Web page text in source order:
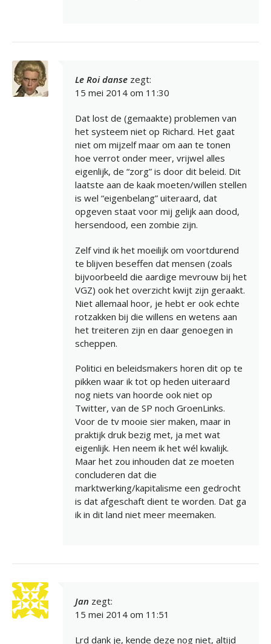
Le Roi danse zegt:
15 mei 2014 om 11:30
Dat lost de (gemaakte) problemen van
het systeem niet op Richard. Het gaat
niet om mijzelf maar om aan te tonen
hoe verrot onder meer, vrijwel alles
eigenlijk, de “zorg” is door dit beleid. Dit
laatste aan de kaak moeten/willen stellen
is wel “eigenbelang” uiteraard, dat
opgeven staat voor mij gelijk aan dood,
hersendood, een zombie zijn.
Zelf vind ik het moeilijk om voortdurend
te blijven beseffen dat mensen (zoals
bijvoorbeeld die aardige mevrouw bij het
VGZ) ook het overzicht kwijt zijn geraakt.
Niet allemaal hoor, je hebt er ook echte
rotzakken bij die willens en wetens aan
het treiteren zijn en daar genoegen in
scheppen.
Politici en beleidsmakers horen dit op te
pikken waar ik tot op heden uiteraard
nog niets van hoorde ook niet op
Twitter, van de SP noch GroenLinks.
Voor de tv mooie sier maken, maar in
praktijk druk bezig met, ja met wat
eigenlijk. Hen neem ik het wél kwalijk.
Maar het zou inhouden dat ze moeten
concluderen dat die
marktwerking/kapitalisme een gedrocht
is dat afgeschaft dient te worden. Dat ga
ik in dit land niet meer meemaken.
Jan zegt:
15 mei 2014 om 11:51
Lrd dank je, kende deze nog niet, altijd